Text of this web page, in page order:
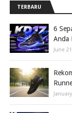
TERBARU
6
Anda
June